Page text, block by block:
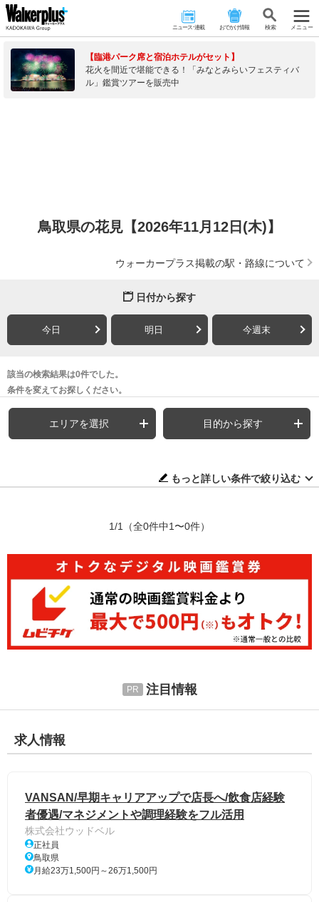
ニュース･連載 おでかけ情報 検 索 メニュー
【臨港パーク席と宿泊ホテルがセット】
花火を間近で堪能できる！「みなとみらいフェスティバ
ル」鑑賞ツアーを販売中
鳥取県の花見【2026年11月12日(木)】
ウォーカープラス掲載の駅・路線について
日付から探す
今日 明日 今週末
該当の検索結果は0件でした。
条件を変えてお探しください。
エリアを選択 目的から探す
もっと詳しい条件で絞り込む
1/1 （全0件中1〜0件）
注目情報
求人情報
VANSAN/早期キャリアアップで店長へ/飲食店経験
者優遇/マネジメントや調理経験をフル活用
株式会社ウッドベル
正社員
鳥取県
月給23万1,500円～26万1,500円